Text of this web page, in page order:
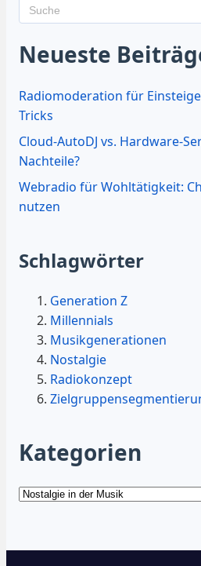
Neueste
Radiomoderation für
Tricks
Cloud-AutoDJ vs. Hardware-
Nachteile?
Webradio für Wohltätigkeit:
nutzen
Schlagwörter
Generation Z
Millennials
Musikgenerationen
Nostalgie
Radiokonzept
Kategorien
Kategorien